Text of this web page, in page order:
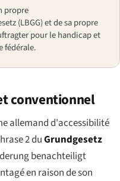
propre
(LBGG) et de sa propre
pour le handicap et
fédérale.
conventionnel
allemand d'accessibilité
2 duGrundgesetz
benachteiligt
en raison de son